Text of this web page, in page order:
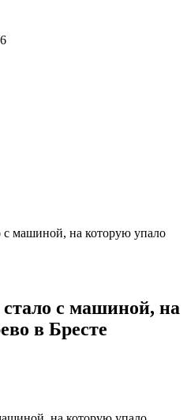
с машиной, на которую упало
с машиной, на
в Бресте